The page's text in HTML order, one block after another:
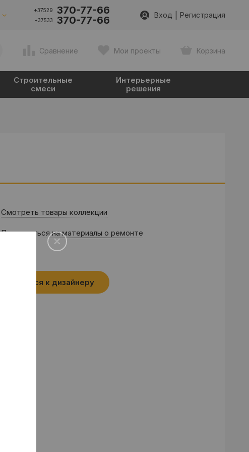
+37529 370-77-66
+37533 370-77-66 Вход Регистрация
Сравнение Мои проекты Корзина
Строительные
смеси
Интерьерные
решения
Смотреть товары коллекции
Подписаться на материалы о ремонте
Записаться к дизайнеру